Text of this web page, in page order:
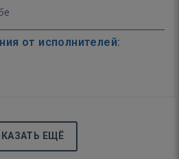
от исполнителей:
ЕЩЁ